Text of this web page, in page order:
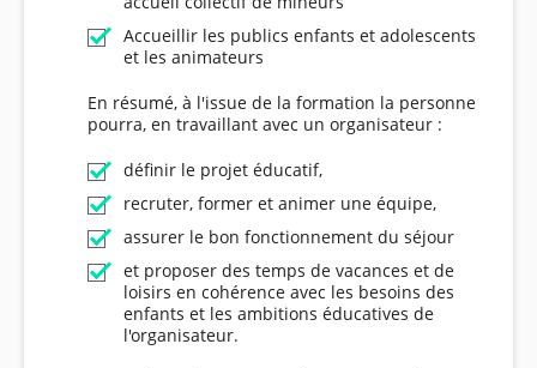
Accueillir les publics enfants et adolescents
et les animateurs
En résumé, à l'issue de la formation la personne
pourra, en travaillant avec un organisateur :
définir le projet éducatif,
recruter, former et animer une équipe,
assurer le bon fonctionnement du séjour
et proposer des temps de vacances et de
loisirs en cohérence avec les besoins des
enfants et les ambitions éducatives de
l'organisateur.